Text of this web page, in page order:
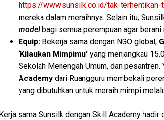
https://www.sunsilk.co.id/tak-terhentikan-
mereka dalam meraihnya. Selain itu,
model bagi semua perempuan agar
Equip: Bekerja sama dengan NGO global,
‘Kilaukan Mimpimu’ yang menjangkau
Sekolah Menengah Umum, dan
Academy dari Ruangguru membekali
yang dibutuhkan untuk meraih mimpi
Kerja sama Sunsilk dengan Skill Academy hadir